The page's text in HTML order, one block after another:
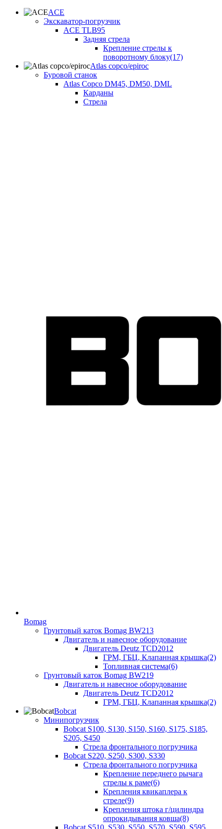
ACE
Экскаватор-погрузчик
ACE TLB95
Задняя стрела
Крепление стрелы к
поворотному блоку(17)
Atlas copco/epiroc
Буровой станок
Atlas Copco DM45, DM50, DML
Карданы
Стрела
Bomag
Грунтовый каток Bomag BW213
Двигатель и навесное оборудование
Двигатель Deutz TCD2012
ГРМ, ГБЦ, Клапанная крышка(2)
Топливная система(6)
Грунтовый каток Bomag BW219
Двигатель и навесное оборудование
Двигатель Deutz TCD2012
ГРМ, ГБЦ, Клапанная крышка(2)
Bobcat
Минипогрузчик
Bobcat S100, S130, S150, S160, S175, S185,
S205, S450
Стрела фронтального погрузчика
Bobcat S220, S250, S300, S330
Стрела фронтального погрузчика
Крепление переднего рычага
стрелы к раме(6)
Крепления квикаплера к
стреле(9)
Крепления штока г/цилиндра
опрокидывания ковша(8)
Bobcat S510, S530, S550, S570, S590, S595